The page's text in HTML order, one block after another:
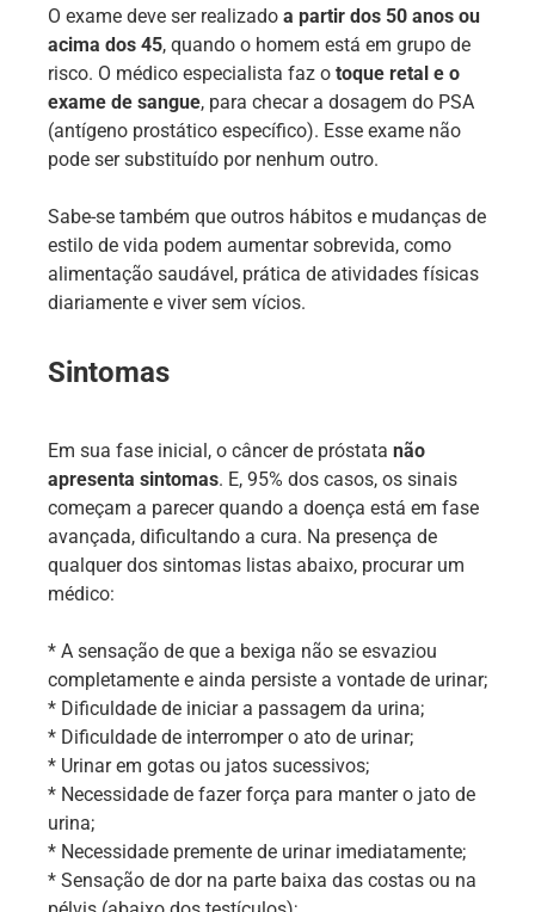
O exame deve ser realizado a partir dos 50 anos ou
acima dos 45, quando o homem está em grupo de
risco. O médico especialista faz o toque retal e o
exame de sangue, para checar a dosagem do PSA
(antígeno prostático específico). Esse exame não
pode ser substituído por nenhum outro.
Sabe-se também que outros hábitos e mudanças de
estilo de vida podem aumentar sobrevida, como
alimentação saudável, prática de atividades físicas
diariamente e viver sem vícios.
Sintomas
Em sua fase inicial, o câncer de próstata não
apresenta sintomas. E, 95% dos casos, os sinais
começam a parecer quando a doença está em fase
avançada, dificultando a cura. Na presença de
qualquer dos sintomas listas abaixo, procurar um
médico:
* A sensação de que a bexiga não se esvaziou
completamente e ainda persiste a vontade de urinar;
* Dificuldade de iniciar a passagem da urina;
* Dificuldade de interromper o ato de urinar;
* Urinar em gotas ou jatos sucessivos;
* Necessidade de fazer força para manter o jato de
urina;
* Necessidade premente de urinar imediatamente;
* Sensação de dor na parte baixa das costas ou na